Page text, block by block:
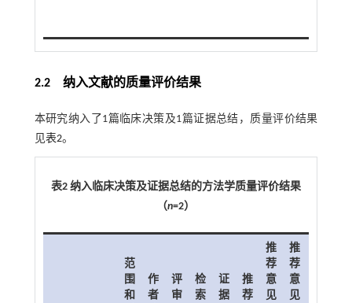
2.2 纳入文献的质量评价结果
本研究纳入了1篇临床决策及1篇证据总结，质量评价结果
见表2。
表2 纳入临床决策及证据总结的方法学质量评价结果
（n=2）
范
围
和
作
者
评
审
检
索
证
据
推
荐
推
荐
意
见
推
荐
意
见